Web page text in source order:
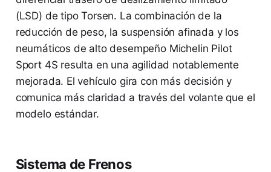
(LSD) de tipo Torsen. La combinación de la
reducción de peso, la suspensión afinada y los
neumáticos de alto desempeño Michelin Pilot
Sport 4S resulta en una agilidad notablemente
mejorada. El vehículo gira con más decisión y
comunica más claridad a través del volante que el
modelo estándar.
Sistema de Frenos